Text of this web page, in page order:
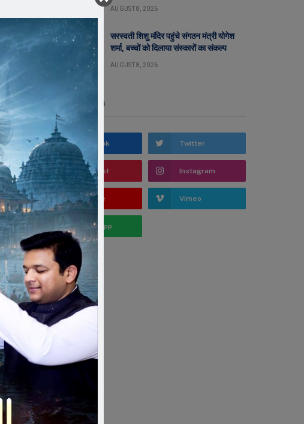
AUGUST 8, 2026
सरस्वती शिशु मंदिर पहुंचे संगठन मंत्री योगेश
शर्मा, बच्चों को दिलाया संस्कारों का संकल्प
AUGUST 8, 2026
Stay In Touch
Facebook Twitter
Pinterest Instagram
YouTube Vimeo
WhatsApp